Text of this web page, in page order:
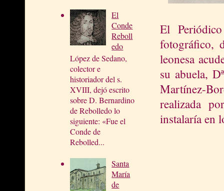
El
Conde
Reboll
edo
López de Sedano,
colector e
historiador del s.
XVIII, dejó escrito
sobre D. Bernardino
de Rebolledo lo
siguiente: «Fue el
Conde de
Rebolled...
Santa
María
de
El
fotográfico,
leonesa
su abuela,
Martínez-
realizada
instalaría en